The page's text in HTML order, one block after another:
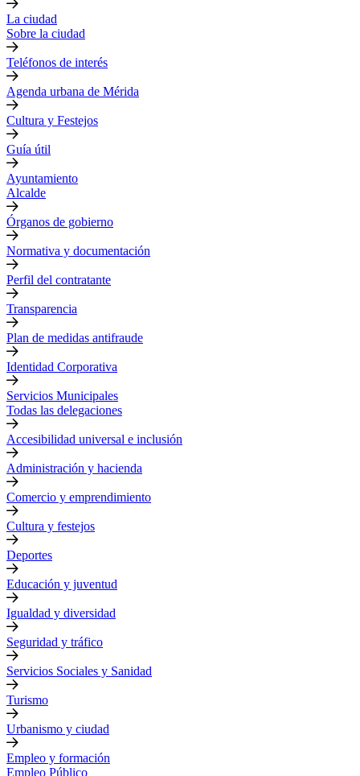
La ciudad
Sobre la ciudad
Teléfonos de interés
Agenda urbana de Mérida
Cultura y Festejos
Guía útil
Ayuntamiento
Alcalde
Órganos de gobierno
Normativa y documentación
Perfil del contratante
Transparencia
Plan de medidas antifraude
Identidad Corporativa
Servicios Municipales
Todas las delegaciones
Accesibilidad universal e inclusión
Administración y hacienda
Comercio y emprendimiento
Cultura y festejos
Deportes
Educación y juventud
Igualdad y diversidad
Seguridad y tráfico
Servicios Sociales y Sanidad
Turismo
Urbanismo y ciudad
Empleo y formación
Empleo Público